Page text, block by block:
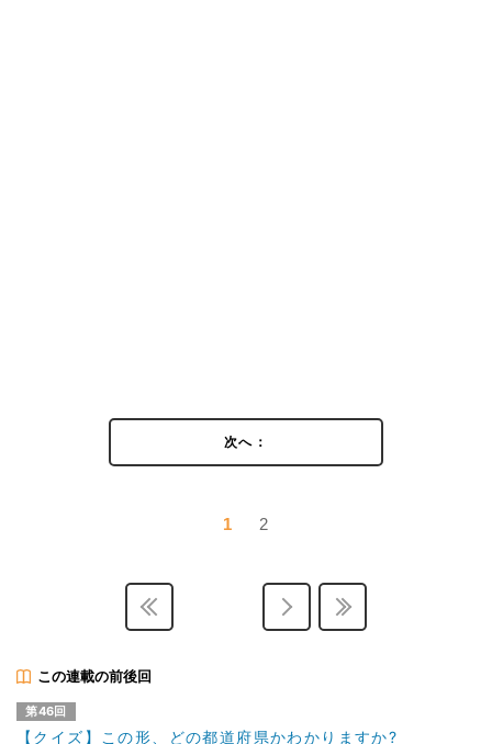
次へ：
1 2
この連載の前後回
第46回
【クイズ】この形、どの都道府県かわかりますか?